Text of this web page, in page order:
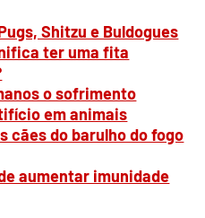
Shitzu e Buldogues
ter uma fita
o sofrimento
em animais
cães do barulho do fogo
aumentar imunidade